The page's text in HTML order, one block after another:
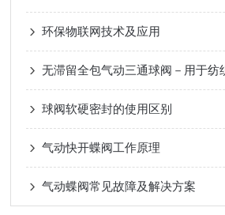
环保物联网技术及应用
无滞留全包气动三通球阀－用于纺
球阀软硬密封的使用区别
气动快开蝶阀工作原理
气动蝶阀常见故障及解决方案